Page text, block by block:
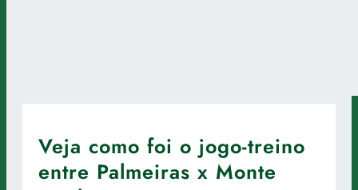
Veja como foi o jogo-treino
entre Palmeiras x Monte